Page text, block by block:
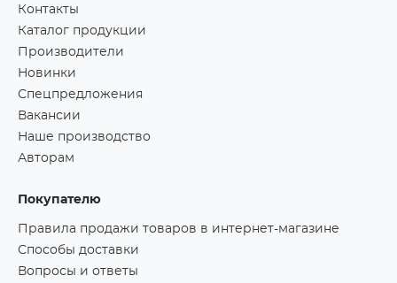
Контакты
Каталог продукции
Производители
Новинки
Спецпредложения
Вакансии
Наше производство
Авторам
Покупателю
Правила продажи товаров в интернет-магазине
Способы доставки
Вопросы и ответы